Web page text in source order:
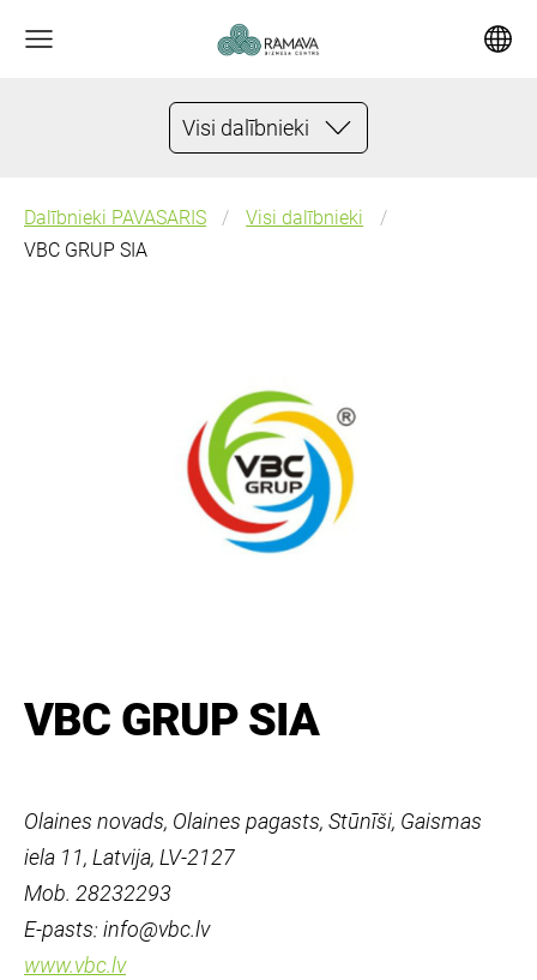
Visi dalībnieki
Dalībnieki PAVASARIS
Visi dalībnieki
VBC GRUP SIA
VBC GRUP SIA
Olaines novads, Olaines pagasts, Stūnīši, Gaismas
iela 11, Latvija, LV-2127
Mob. 28232293
E-pasts: info@vbc.lv
www.vbc.lv